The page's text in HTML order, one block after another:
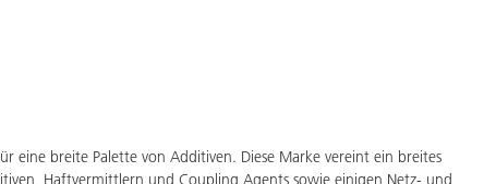
eine breite Palette von Additiven. Diese Marke vereint ein breites
Haftvermittlern und Coupling Agents sowie einigen Netz- und